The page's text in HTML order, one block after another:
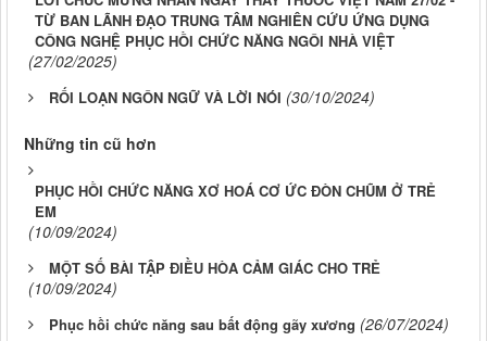
TỪ BAN LÃNH ĐẠO TRUNG TÂM NGHIÊN CỨU ỨNG DỤNG
CÔNG NGHỆ PHỤC HỒI CHỨC NĂNG NGÔI NHÀ VIỆT
(27/02/2025)
RỐI LOẠN NGÔN NGỮ VÀ LỜI NÓI (30/10/2024)
Những tin cũ hơn
PHỤC HỒI CHỨC NĂNG XƠ HOÁ CƠ ỨC ĐÒN CHŨM Ở TRẺ
EM
(10/09/2024)
MỘT SỐ BÀI TẬP ĐIỀU HÒA CẢM GIÁC CHO TRẺ
(10/09/2024)
Phục hồi chức năng sau bất động gãy xương (26/07/2024)